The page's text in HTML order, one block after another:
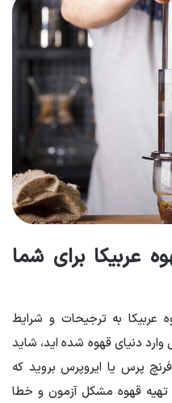
عربیکا برای شما
عربیکا به ترجیحات و شرایط
دنیای قهوه شده اید، شاید
فرنچ پرس یا ایروپرس بروید که
تهیه قهوه مشکل آزمون و خطا